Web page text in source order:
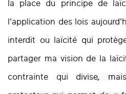
la place du principe de
l'application des lois
interdit ou laïcité qui
partager ma vision de la
contrainte qui divise,